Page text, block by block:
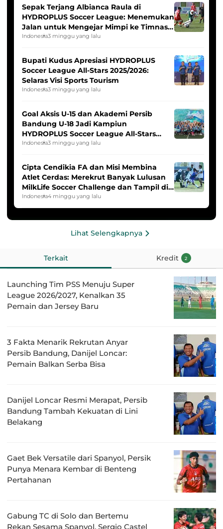
Sepak Terjang Albianca Raula di
HYDROPLUS Soccer League: Menemukan
Jalan untuk Mengejar Mimpi ke Timnas
Indonesia Putri
Indonesia3 minggu yang lalu
Bupati Kudus Apresiasi HYDROPLUS
Soccer League All-Stars 2025/2026:
Selaras Visi Sports Tourism
Indonesia3 minggu yang lalu
Goal Aksis U-15 dan Akademi Persib
Bandung U-18 Jadi Kampiun
HYDROPLUS Soccer League All-Stars
2025/2026
Indonesia3 minggu yang lalu
Cipta Cendikia FA dan Misi Membina
Atlet Cerdas: Merekrut Banyak Lulusan
MilkLife Soccer Challenge dan Tampil di
HYDROPLUS Soccer League
Indonesia4 minggu yang lalu
Lihat Selengkapnya
Terkait Kredit 2
Launching Tim PSS Menuju Super
League 2026/2027, Kenalkan 35
Pemain dan Jersey Baru
3 Fakta Menarik Rekrutan Anyar
Persib Bandung, Danijel Loncar:
Pemain Balkan Serba Bisa
Danijel Loncar Resmi Merapat, Persib
Bandung Tambah Kekuatan di Lini
Belakang
Gaet Bek Versatile dari Spanyol, Persik
Punya Menara Kembar di Benteng
Pertahanan
Gabung TC di Solo dan Bertemu
Rekan Sesama Spanyol, Sergio Castel